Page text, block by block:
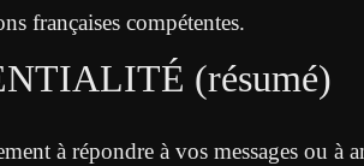
françaises compétentes.
(résumé)
à répondre à vos messages ou à